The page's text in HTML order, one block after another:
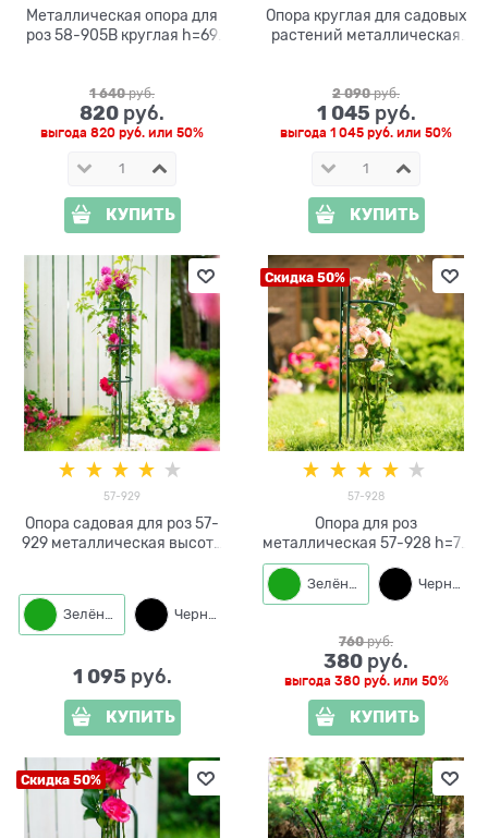
Металлическая опора для
роз 58-905B круглая h=69
1 640 руб.
820 руб.
выгода 820 руб. или 50%
КУПИТЬ
Опора круглая для садовых
растений металлическая
2 090 руб.
1 045 руб.
выгода 1 045 руб. или 50%
КУПИТЬ
57-929
Опора садовая для роз 57-
929 металлическая высота
Зелёный Черный
1 095 руб.
КУПИТЬ
Скидка 50%
57-928
Опора для роз
металлическая 57-928 h=75
см
Зелёный Черный
760 руб.
380 руб.
выгода 380 руб.или 50%
КУПИТЬ
Скидка 50%